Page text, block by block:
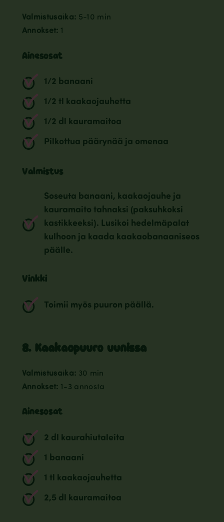
Valmistusaika: 5-10 min
Annokset: 1
Ainesosat
1/2 banaani
1/2 tl kaakaojauhetta
1/2 dl kauramaitoa
Pilkottua päärynää ja omenaa
Valmistus
Soseuta banaani, kaakaojauhe ja
kauramaito tahnaksi (paksuhkoksi
kastikkeeksi). Lusikoi hedelmäpalat
kulhoon ja kaada kaakaobanaaniseos
päälle.
Vinkki
Toimii myös puuron päällä.
8. Kaakaopuuro uunissa
Valmistusaika: 30 min
Annokset: 1-3 annosta
Ainesosat
2 dl kaurahiutaleita
1 banaani
1 tl kaakaojauhetta
2,5 dl kauramaitoa